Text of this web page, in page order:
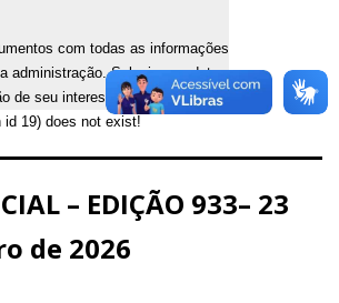
com todas as informações
administração. Selecione a data
de seu interesse.
19) does not exist!
– EDIÇÃO 933– 23
de 2026